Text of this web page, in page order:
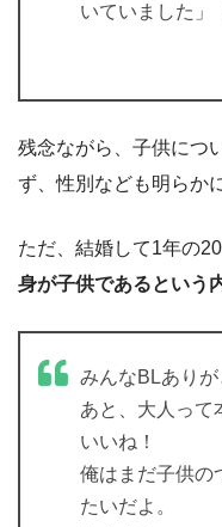
いていました」
残念ながら、子供につ
ず、性別なども明らか
ただ、結婚して1年の
身が子供であるという
みんなBLありが
あと、大人って
いいね！
俺はまだ子供の
たいだよ。